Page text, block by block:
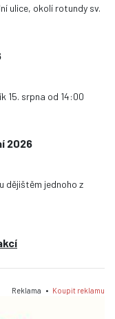
ulice, okolí rotundy sv.
15. srpna od 14:00
2026
dějištěm jednoho z
Reklama • Koupit reklamu